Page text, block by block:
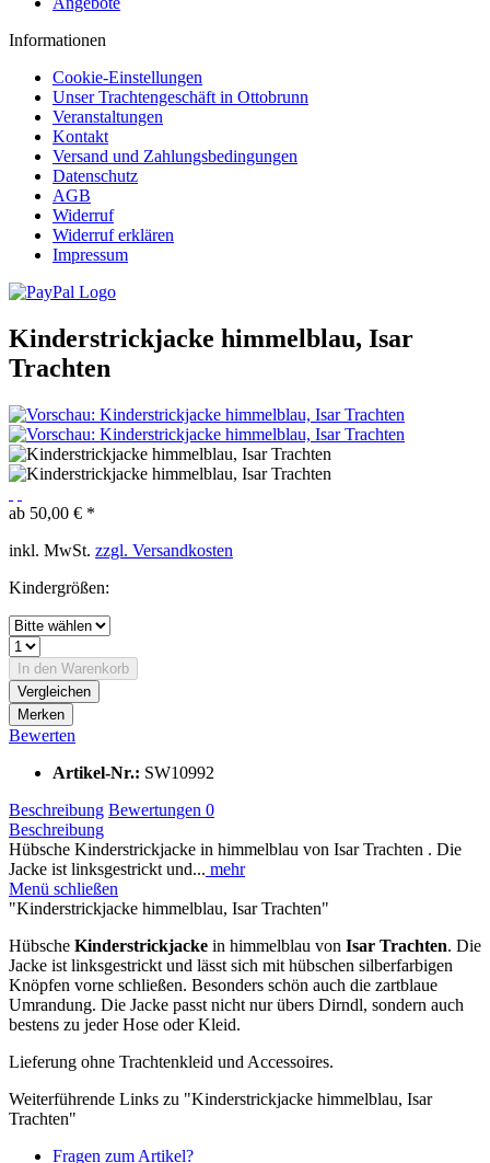
Informationen
Cookie-Einstellungen
Unser Trachtengeschäft in Ottobrunn
Veranstaltungen
Kontakt
Versand und Zahlungsbedingungen
Datenschutz
AGB
Widerruf
Widerruf erklären
Impressum
Kinderstrickjacke himmelblau, Isar
Trachten
ab 50,00 € *
inkl. MwSt. zzgl. Versandkosten
Kindergrößen:
In den Warenkorb
Vergleichen
Merken
Bewerten
Artikel-Nr.: SW10992
Beschreibung Bewertungen 0
Beschreibung
Hübsche Kinderstrickjacke in himmelblau von Isar Trachten . Die
Jacke ist linksgestrickt und... mehr
Menü schließen
"Kinderstrickjacke himmelblau, Isar Trachten"
Hübsche Kinderstrickjacke in himmelblau von Isar Trachten. Die
Jacke ist linksgestrickt und lässt sich mit hübschen silberfarbigen
Knöpfen vorne schließen. Besonders schön auch die zartblaue
Umrandung. Die Jacke passt nicht nur übers Dirndl, sondern auch
bestens zu jeder Hose oder Kleid.
Lieferung ohne Trachtenkleid und Accessoires.
Weiterführende Links zu "Kinderstrickjacke himmelblau, Isar
Trachten"
Fragen zum Artikel?